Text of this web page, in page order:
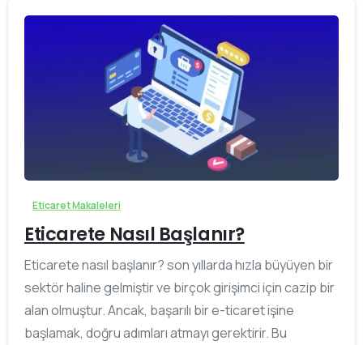
Eticaret Makaleleri
Eticarete Nasıl Başlanır?
Eticarete nasıl başlanır? son yıllarda hızla büyüyen bir
sektör haline gelmiştir ve birçok girişimci için cazip bir
alan olmuştur. Ancak, başarılı bir e-ticaret işine
başlamak, doğru adımları atmayı gerektirir. Bu